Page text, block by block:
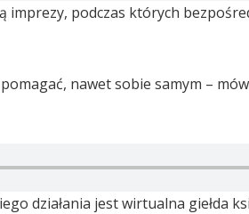
imprezy, podczas których
nawet sobie samym –
działania jest wirtualna giełda